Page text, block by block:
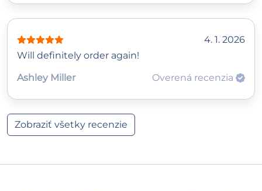
4. 1. 2026
Will definitely order again!
Ashley Miller
Overená recenzia
Zobraziť všetky recenzie